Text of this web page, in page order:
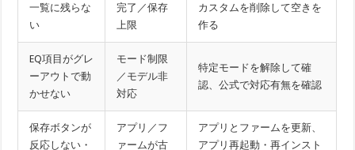
一覧に残らな
い
完了／保存
上限
カスタムを削除して空きを
作る
EQ項目がグレ
ーアウトで動
かせない
モード制限
／モデル非
対応
特定モードを解除して確
認、公式で対応有無を確認
保存ボタンが
反応しない・
アプリ／フ
ァームが古
アプリとファームを更新、
アプリ再起動・再インスト